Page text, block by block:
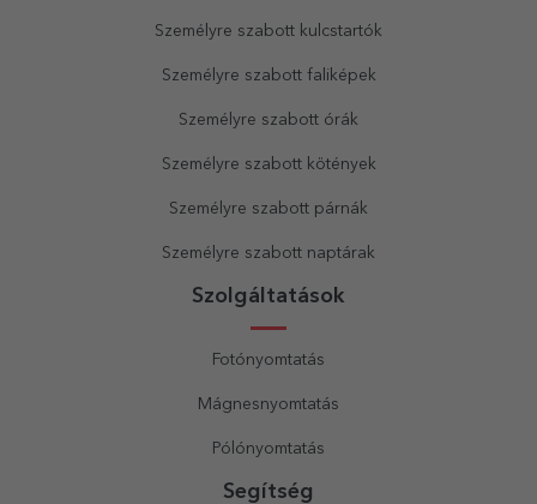
Személyre szabott kulcstartók
Személyre szabott faliképek
Személyre szabott órák
Személyre szabott kötények
Személyre szabott párnák
Személyre szabott naptárak
Szolgáltatások
Fotónyomtatás
Mágnesnyomtatás
Pólónyomtatás
Segítség